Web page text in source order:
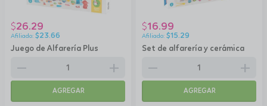
Juego de Alfarería Plus
$26.29
$23.66
remove add
AGREGAR
Set de alfarería y cerámica
$16.99
$15.29
remove add
AGREGAR